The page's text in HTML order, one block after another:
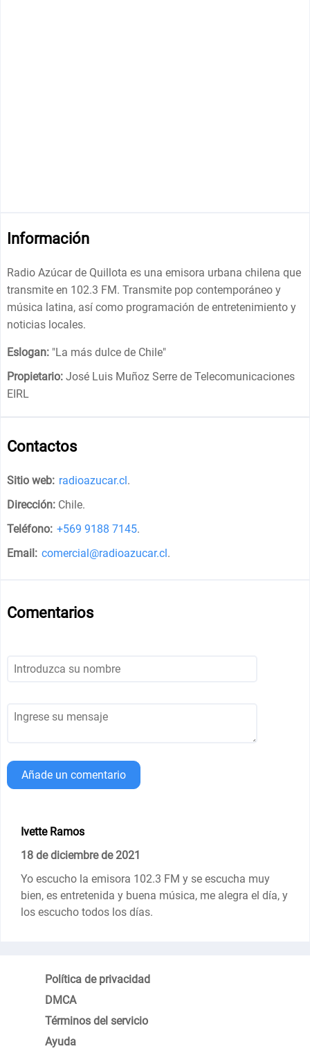
Información
Radio Azúcar de Quillota es una emisora ​​urbana chilena que
transmite en 102.3 FM. Transmite pop contemporáneo y
música latina, así como programación de entretenimiento y
noticias locales.
Eslogan: "La más dulce de Chile"
Propietario: José Luis Muñoz Serre de Telecomunicaciones
EIRL
Contactos
Sitio web: radioazucar.cl.
Dirección: Chile.
Teléfono: +569 9188 7145.
Email: comercial@radioazucar.cl.
Comentarios
Añade un comentario
Ivette Ramos
18 de diciembre de 2021
Yo escucho la emisora 102.3 FM y se escucha muy
bien, es entretenida y buena música, me alegra el día, y
los escucho todos los días.
Política de privacidad
DMCA
Términos del servicio
Ayuda